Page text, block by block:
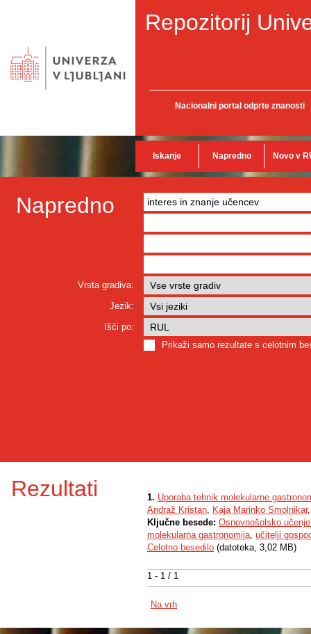
Repozitorij
Nacionalni portal odprte znanosti
Iskanje Napredno Novo v
Napredno
Vrsta gradiva:
Jezik:
Išči po:
Prikaži samo rezultate s celotnim
Rezultati
1 - 1 / 1
1. Uporaba tehnik molekularne
Andraž Kristan, Kaja Marinko Smolnikar
Ključne besede: Osnovnošolsko
molekularna gastronomija, učitelji
Celotno besedilo (datoteka, 3,02 MB)
Na vrh